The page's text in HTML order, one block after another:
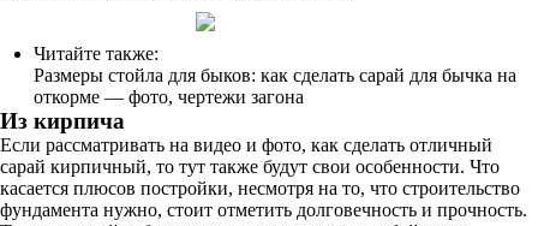
Читайте также:
Размеры стойла для быков: как сделать сарай для бычка на
откорме — фото, чертежи загона
Из кирпича
Если рассматривать на видео и фото, как сделать отличный
сарай кирпичный, то тут также будут свои особенности. Что
касается плюсов постройки, несмотря на то, что строительство
фундамента нужно, стоит отметить долговечность и прочность.